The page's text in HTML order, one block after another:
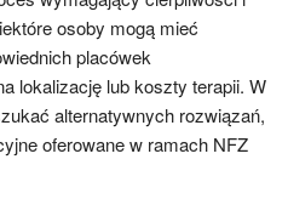
osoby mogą mieć
placówek
lokalizację lub koszty terapii. W
alternatywnych rozwiązań,
oferowane w ramach NFZ